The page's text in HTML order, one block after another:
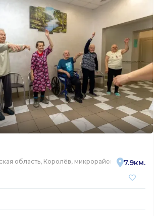
область, Королёв, микрорайон Юбилейный,
7.9км.